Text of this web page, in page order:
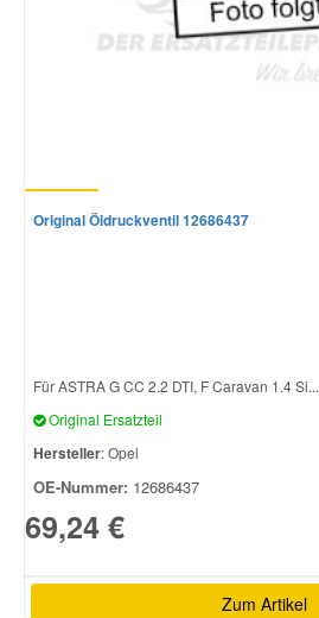
Original Öldruckventil 12686437
Für ASTRA G CC 2.2 DTI, F Caravan 1.4 Si...
Original Ersatzteil
Hersteller: Opel
OE-Nummer: 12686437
69,24 €
Zum Artikel